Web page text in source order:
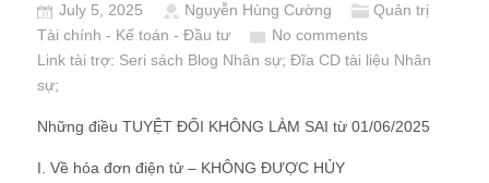
July 5, 2025 Nguyễn Hùng Cường
Quản trị
Tài chính - Kế toán - Đầu tư
No comments
Link tài trợ: Seri sách Blog Nhân sự; Đĩa CD tài liệu Nhân
sự;
Những điều TUYỆT ĐỐI KHÔNG LÀM SAI từ 01/06/2025
I. Về hóa đơn điện tử – KHÔNG ĐƯỢC HỦY